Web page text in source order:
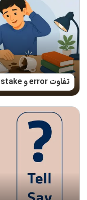
تفاوت error و mistake چیست؟